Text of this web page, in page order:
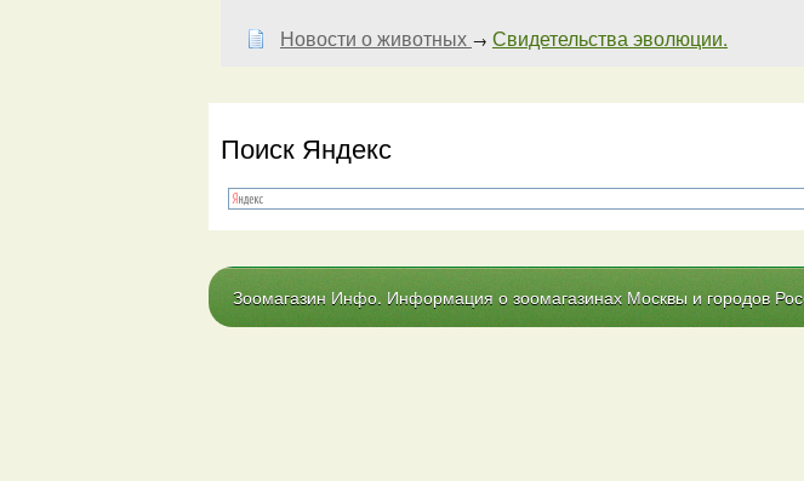
Новости о животных → Свидетельства эволюции.
Поиск Яндекс
Зоомагазин Инфо. Информация о зоомагазинах Москвы и городов